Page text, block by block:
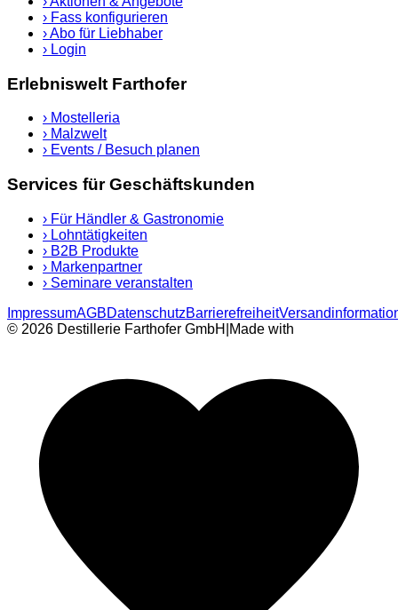
› Fass konfigurieren
›Abo für Liebhaber
› Login
Erlebniswelt Farthofer
› Mostelleria
› Malzwelt
› Events / Besuch planen
Services für Geschäftskunden
› Für Händler & Gastronomie
› Lohntätigkeiten
› B2B Produkte
› Markenpartner
› Seminare veranstalten
ImpressumAGBDatenschutzBarrierefreiheit
© 2026 Destillerie Farthofer GmbH Made with